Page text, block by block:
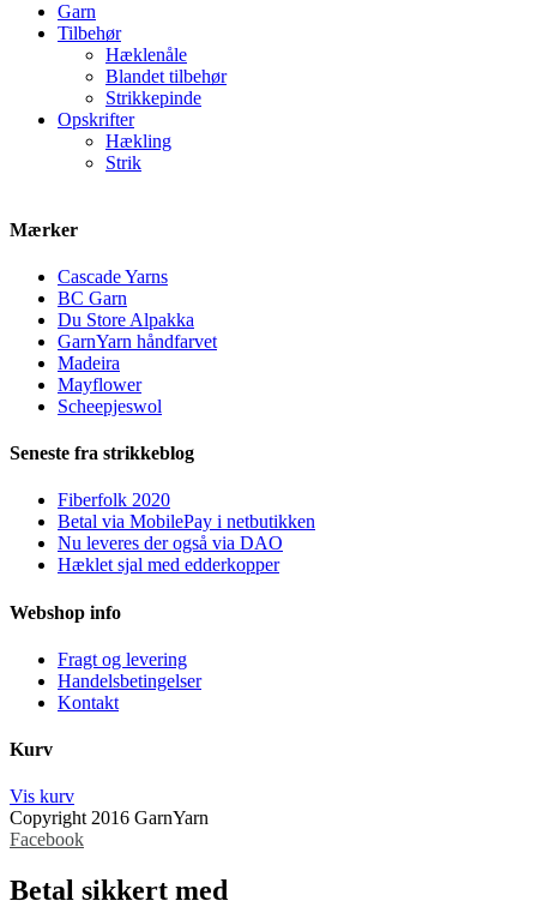
Garn
Tilbehør
Hæklenåle
Blandet tilbehør
Strikkepinde
Opskrifter
Hækling
Strik
Mærker
Cascade Yarns
BC Garn
Du Store Alpakka
GarnYarn håndfarvet
Madeira
Mayflower
Scheepjeswol
Seneste fra strikkeblog
Fiberfolk 2020
Betal via MobilePay i netbutikken
Nu leveres der også via DAO
Hæklet sjal med edderkopper
Webshop info
Fragt og levering
Handelsbetingelser
Kontakt
Kurv
Vis kurv
Copyright 2016 GarnYarn
Facebook
Betal sikkert med